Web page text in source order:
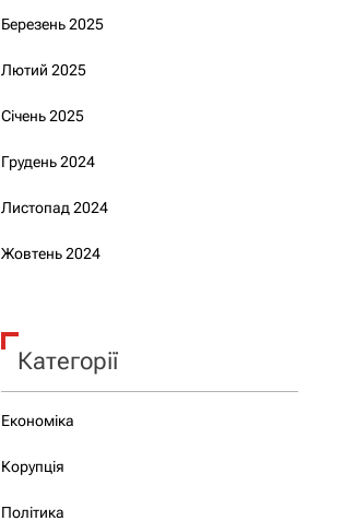
Березень 2025
Лютий 2025
Січень 2025
Грудень 2024
Листопад 2024
Жовтень 2024
Категорії
Економіка
Корупція
Політика